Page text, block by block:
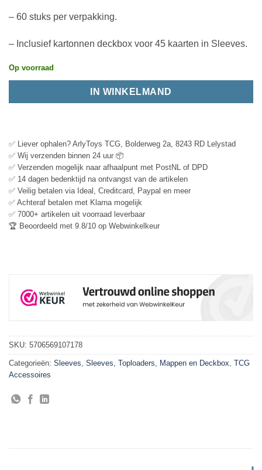
– 60 stuks per verpakking.
– Inclusief kartonnen deckbox voor 45 kaarten in Sleeves.
Op voorraad
IN WINKELMAND
✅ Liever ophalen? ArlyToys TCG, Bolderweg 2a, 8243 RD Lelystad
✅ Wij verzenden binnen 24 uur 📦
✅ Verzenden mogelijk naar afhaalpunt met PostNL of DPD
✅ 14 dagen bedenktijd na ontvangst van de artikelen
✅ Veilig betalen via Ideal, Creditcard, Paypal en meer
✅ Achteraf betalen met Klarna mogelijk
✅ 7000+ artikelen uit voorraad leverbaar
🏆 Beoordeeld met 9.8/10 op Webwinkelkeur
SKU: 5706569107178
Categorieën: Sleeves, Sleeves, Toploaders, Mappen en Deckbox, TCG
Accessoires